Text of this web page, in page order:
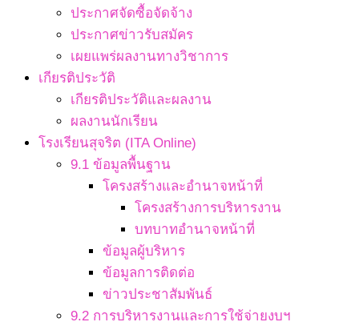
ประกาศจัดซื้อจัดจ้าง
ประกาศข่าวรับสมัคร
เผยแพร่ผลงานทางวิชาการ
เกียรติประวัติ
เกียรติประวัติและผลงาน
ผลงานนักเรียน
โรงเรียนสุจริต (ITA Online)
9.1 ข้อมูลพื้นฐาน
โครงสร้างและอำนาจหน้าที่
โครงสร้างการบริหารงาน
บทบาทอำนาจหน้าที่
ข้อมูลผู้บริหาร
ข้อมูลการติดต่อ
ข่าวประชาสัมพันธ์
9.2 การบริหารงานและการใช้จ่ายงบฯ